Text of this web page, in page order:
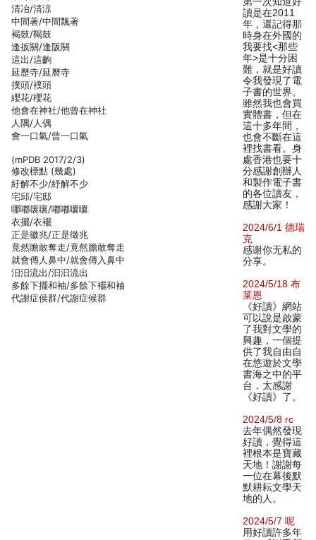
清冶/清涼
中間著/中間飄著
褐鼓/鞨鼓
逢扳關/逢阪關
這出/這齣
延歷寺/延曆寺
撲頭/襆頭
纓花/櫻花
他會在神社/他曾在神社
人隅/人偶
會一口氣/曾一口氣
(mPDB 2017/2/3)
修改標點 (幾處)
紆解不少/紓解不少
宅邱/宅邸
哪嘟嚷嚷/嘟嘟囔囔
衣擺/衣襬
正是徽兆/正是徵兆
竟然瞻敢奪走/竟然膽敢奪走
就會傳人鼻中/就會傳入鼻中
汨汨流出/汩汩流出
多餘下擺和袖/多餘下襬和袖
代謝症侯群/代謝症候群
讀是在2011
年，還記得那
時身在外國的
我要找<那些
年>是十分困
難，就是好讀
令我發現了電
子書的世界。
雖然我也會買
實體書，但在
這十多年間，
也會不斷在這
裡找書看。身
處香港也要十
分感謝創辦人
和製作電子書
的各位讀友，
感謝大家！
2024/6/1 德瑞
克
感谢你无私的
分享。
2024/5/18 布
莱恩
《好讀》網站
可以說是啟蒙
了我對文學的
興趣，一個提
供了我自由自
在悠遊於文學
書海之中的平
台，太感謝
《好讀》了。
2024/5/8 rc
去年偶然發現
好讀，覺得這
裡根本是寶藏
天地！謝謝每
一位在幕後默
默耕耘文學天
地的人。
2024/5/7 呢
用好讀許多年